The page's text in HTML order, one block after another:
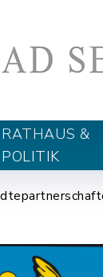
RATHAUS &
POLITIK